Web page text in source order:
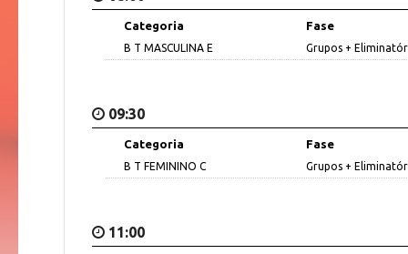
Categoria Fase
B T MASCULINA E Grupos +
09:30
Categoria Fase
B T FEMININO C Grupos +
11:00